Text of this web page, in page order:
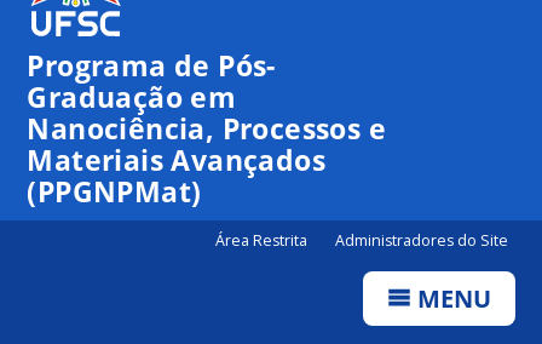
Programa de Pós-
Graduação em
Nanociência, Processos e
Materiais Avançados
(PPGNPMat)
Área Restrita Administradores do Site
MENU